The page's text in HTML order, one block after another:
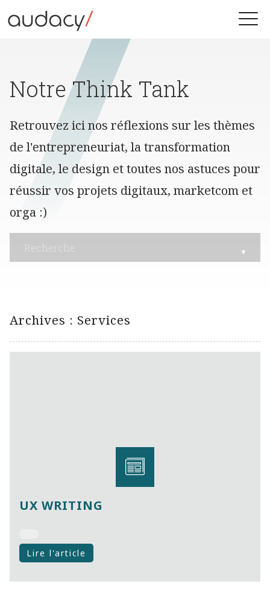
to
content
Toggle
Notre Think Tank
Retrouvez ici nos réflexions sur les thèmes
de l'entrepreneuriat, la transformation
digitale, le design et toutes nos astuces pour
réussir vos projets digitaux, marketcom et
orga :)
▼
Archives : Services
UX WRITING
Lire l'article